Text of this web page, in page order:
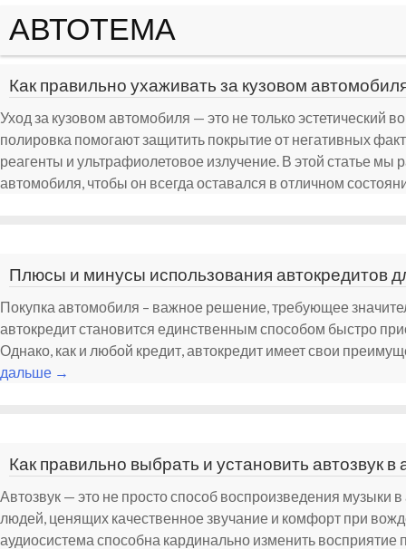
АВТОТЕМА
Как правильно ухаживать за кузовом
Уход за кузовом автомобиля — это не только эстетический
полировка помогают защитить покрытие от негативных
реагенты и ультрафиолетовое излучение. В этой статье мы
автомобиля, чтобы он всегда оставался в отличном
Плюсы и минусы использования автокредитов
Покупка автомобиля – важное решение, требующее
автокредит становится единственным способом быстро
Однако, как и любой кредит, автокредит имеет свои
дальше →
Как правильно выбрать и установить автозвук
Автозвук — это не просто способ воспроизведения музыки
людей, ценящих качественное звучание и комфорт при
аудиосистема способна кардинально изменить восприятие